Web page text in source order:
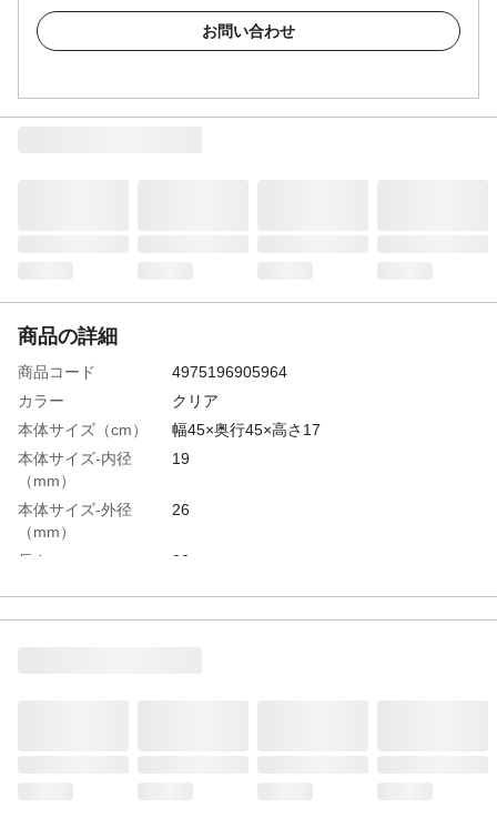
お問い合わせ
商品の詳細
商品コード
4975196905964
カラー
クリア
本体サイズ（cm）
幅45×奥行45×高さ17
本体サイズ-内径
（mm）
19
本体サイズ-外径
（mm）
26
長さ
20m